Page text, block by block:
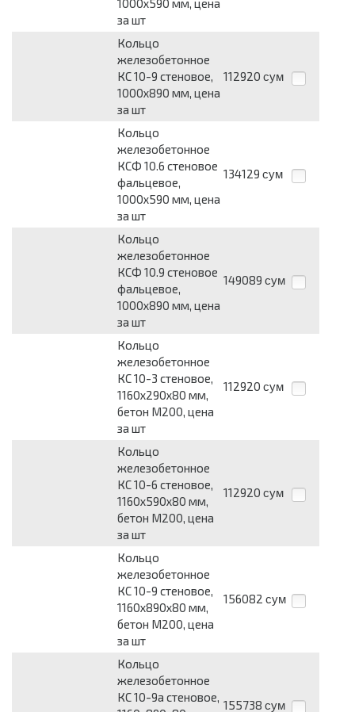
1000х590 мм, цена
за шт
Кольцо
железобетонное
КС 10-9 стеновое,
1000х890 мм, цена
за шт
112920 сум
Кольцо
железобетонное
КСФ 10.6 стеновое
фальцевое,
1000х590 мм, цена
за шт
134129 сум
Кольцо
железобетонное
КСФ 10.9 стеновое
фальцевое,
1000х890 мм, цена
за шт
149089 сум
Кольцо
железобетонное
КС 10-3 стеновое,
1160х290х80 мм,
бетон М200, цена
за шт
112920 сум
Кольцо
железобетонное
КС 10-6 стеновое,
1160х590х80 мм,
бетон М200, цена
за шт
112920 сум
Кольцо
железобетонное
КС 10-9 стеновое,
1160х890х80 мм,
бетон М200, цена
за шт
156082 сум
Кольцо
железобетонное
КС 10-9а стеновое,
155738 сум